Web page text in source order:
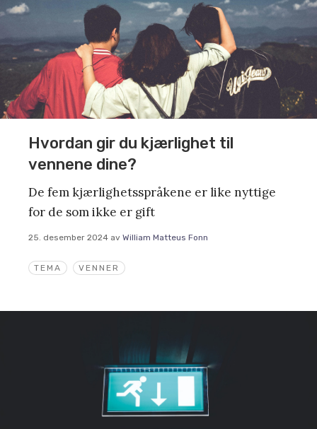
TEMA VENNER
Hvordan gir du kjærlighet til
vennene dine?
De fem kjærlighetsspråkene er like nyttige
for de som ikke er gift
25. desember 2024 av William Matteus Fonn